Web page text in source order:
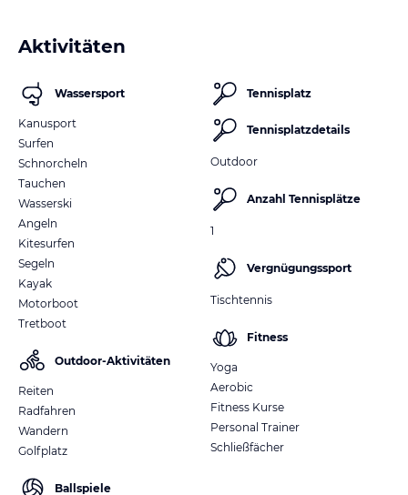
Aktivitäten
Wassersport
Kanusport
Surfen
Schnorcheln
Tauchen
Wasserski
Angeln
Kitesurfen
Segeln
Kayak
Motorboot
Tretboot
Outdoor-Aktivitäten
Reiten
Radfahren
Wandern
Golfplatz
Ballspiele
Tennisplatz
Tennisplatzdetails
Outdoor
Anzahl Tennisplätze
1
Vergnügungssport
Tischtennis
Fitness
Yoga
Aerobic
Fitness Kurse
Personal Trainer
Schließfächer